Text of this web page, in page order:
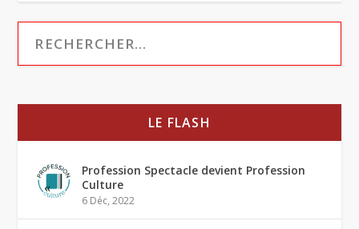
LE FLASH
Profession Spectacle devient Profession
Culture
6 Déc, 2022